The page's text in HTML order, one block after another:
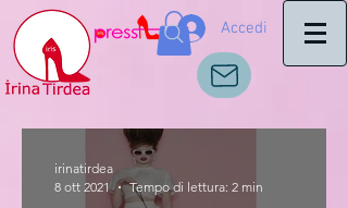
Accedi
irinatirdea
8 ott 2021
Tempo di lettura: 2 min